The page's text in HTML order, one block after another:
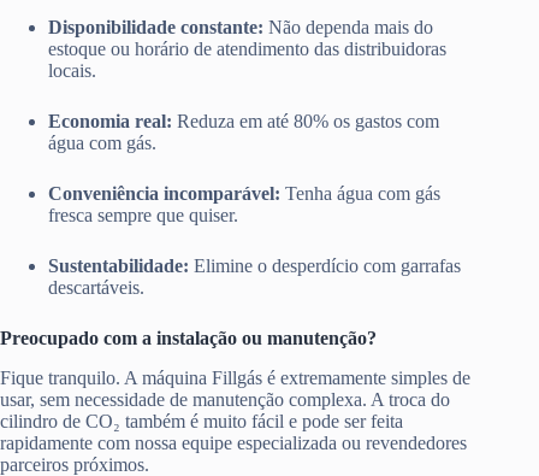
Disponibilidade constante: Não dependa mais do
estoque ou horário de atendimento das distribuidoras
locais.
Economia real: Reduza em até 80% os gastos com
água com gás.
Conveniência incomparável: Tenha água com gás
fresca sempre que quiser.
Sustentabilidade: Elimine o desperdício com garrafas
descartáveis.
Preocupado com a instalação ou manutenção?
Fique tranquilo. A máquina Fillgás é extremamente simples de
usar, sem necessidade de manutenção complexa. A troca do
cilindro de CO₂ também é muito fácil e pode ser feita
rapidamente com nossa equipe especializada ou revendedores
parceiros próximos.